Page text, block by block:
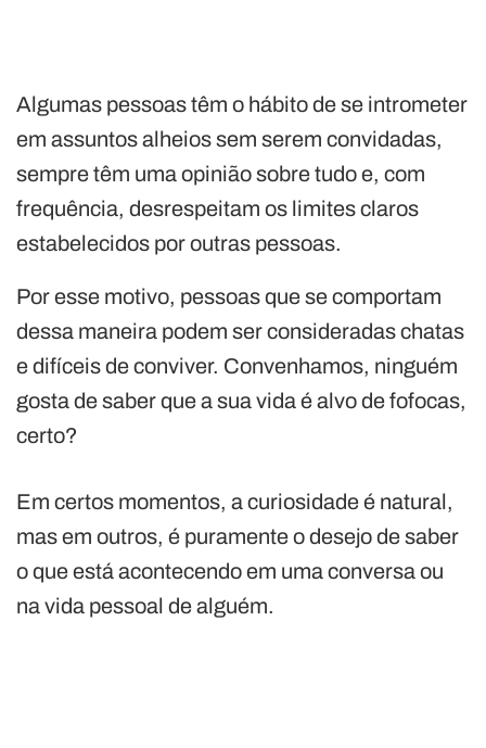
Algumas pessoas têm o hábito de se intrometer
em assuntos alheios sem serem convidadas,
sempre têm uma opinião sobre tudo e, com
frequência, desrespeitam os limites claros
estabelecidos por outras pessoas.
Por esse motivo, pessoas que se comportam
dessa maneira podem ser consideradas chatas
e difíceis de conviver. Convenhamos, ninguém
gosta de saber que a sua vida é alvo de fofocas,
certo?
Em certos momentos, a curiosidade é natural,
mas em outros, é puramente o desejo de saber
o que está acontecendo em uma conversa ou
na vida pessoal de alguém.